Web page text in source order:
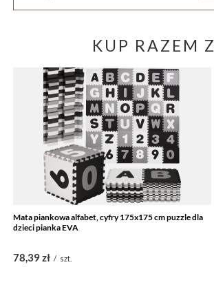
KUP RAZEM Z
Mata piankowa alfabet, cyfry 175x175 cm puzzle dla
dzieci pianka EVA
78,39 zł / szt.